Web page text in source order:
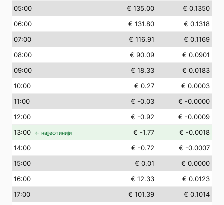
05:00 € 135.00
€ 0.1350
06:00 € 131.80
€ 0.1318
07:00 € 116.91
€ 0.1169
08:00 € 90.09
€ 0.0901
09:00 € 18.33
€ 0.0183
10:00 € 0.27
€ 0.0003
11:00 € -0.03
€ -0.0000
12:00 € -0.92
€ -0.0009
13:00 ← најјефтинији € -1.77
€ -0.0018
14:00 € -0.72
€ -0.0007
15:00 € 0.01
€ 0.0000
16:00 € 12.33
€ 0.0123
17:00 € 101.39
€ 0.1014